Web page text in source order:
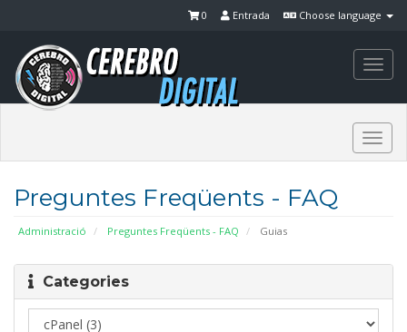
Choose language
Entrada
0
Preguntes Freqüents - FAQ
Administració Preguntes Freqüents - FAQ Guias
Categories